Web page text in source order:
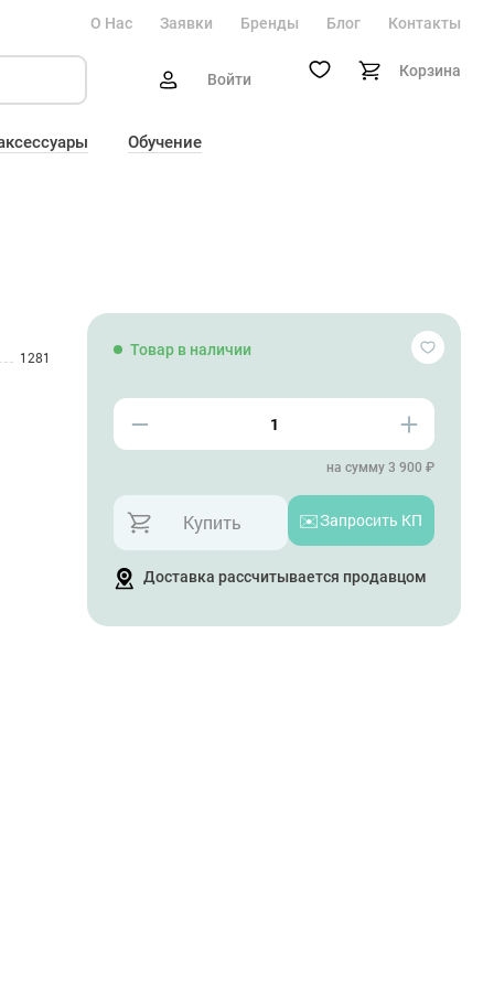
О Нас Заявки Бренды Блог Контакты
Войти Корзина
Обучение
1281 Товар в наличии
на сумму 3 900 ₽
Купить ✉️Запросить КП
Доставка рассчитывается продавцом